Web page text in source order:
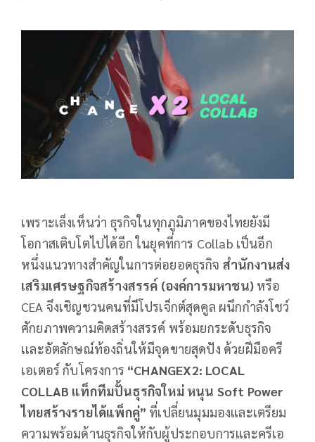
เพราะเล็งเห็นว่า ธุรกิจในทุกภูมิภาคของไทยยังมี
โอกาสเติบโตไปได้อีก ในยุคที่การ Collab เป็นอีก
หนึ่งแนวทางสำคัญในการต่อยอดธุรกิจ สํานักงานส่ง
เสริมเศรษฐกิจสร้างสรรค์ (องค์การมหาชน)หรือ
CEA จึงเชิญชวนคนที่มีโปรเจ็กต์สุดคูล ผนึกกำลังโชว์
ศักยภาพความคิดสร้างสรรค์ พร้อมยกระดับธุรกิจ
เเละอัตลักษณ์ท้องถิ่นให้มีจุดขายสุดปัง ด้วยฝีมือครี
เอเตอร์ กับโครงการ “CHANGEX2: LOCAL
COLLAB แท็กทีมปั้นธุรกิจใหม่ หนุน Soft Power
ไทยสร้างรายได้แพ็กคู่” ที่เปลี่ยนมุมมองและเตรียม
ความพร้อมด้านธุรกิจให้กับผู้ประกอบการและครีเอ